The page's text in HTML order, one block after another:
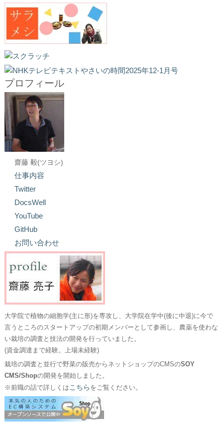
プロフィール
齋藤 毅(ツヨシ)
仕事内容
Twitter
DocsWell
YouTube
GitHub
お問い合わせ
大学院で植物の細胞学(主に形)を専攻し、大学院在学中(後に中退)に今で
言うところのスタートアップの初期メンバーとして参画し、農薬を使わな
い栽培の調査と技法の開発を行っていました。
(資金調達まで経験。上場未経験)
栽培の調査と並行で野菜の販売からネットショップのCMSのSOY
CMS/Shopの開発を開始しました。
※前職の話で詳しくはこちら をご覧ください。